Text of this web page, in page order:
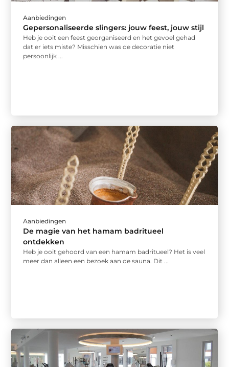
Aanbiedingen
Gepersonaliseerde slingers: jouw feest, jouw stijl
Heb je ooit een feest georganiseerd en het gevoel gehad
dat er iets miste? Misschien was de decoratie niet
persoonlijk ...
Aanbiedingen
De magie van het hamam badritueel
ontdekken
Heb je ooit gehoord van een hamam badritueel? Het is veel
meer dan alleen een bezoek aan de sauna. Dit ...